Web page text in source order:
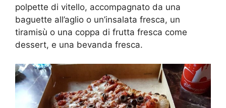
polpette di vitello, accompagnato da una
baguette all’aglio o un’insalata fresca, un
tiramisù o una coppa di frutta fresca come
dessert, e una bevanda fresca.